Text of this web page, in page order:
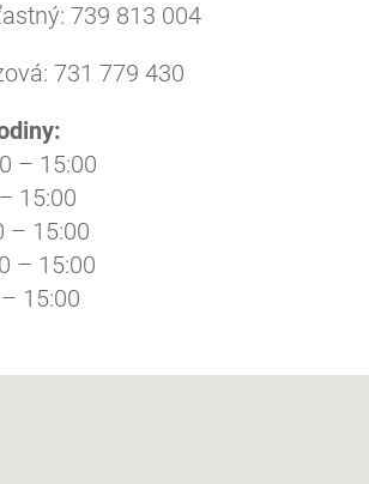
739 813 004
731 779 430
– 15:00
15:00
– 15:00
– 15:00
15:00